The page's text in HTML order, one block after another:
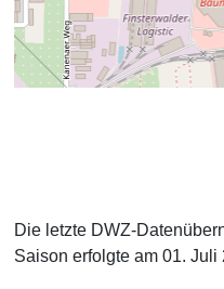
Die letzte DWZ-
Saison erfolgte am 01. Juli